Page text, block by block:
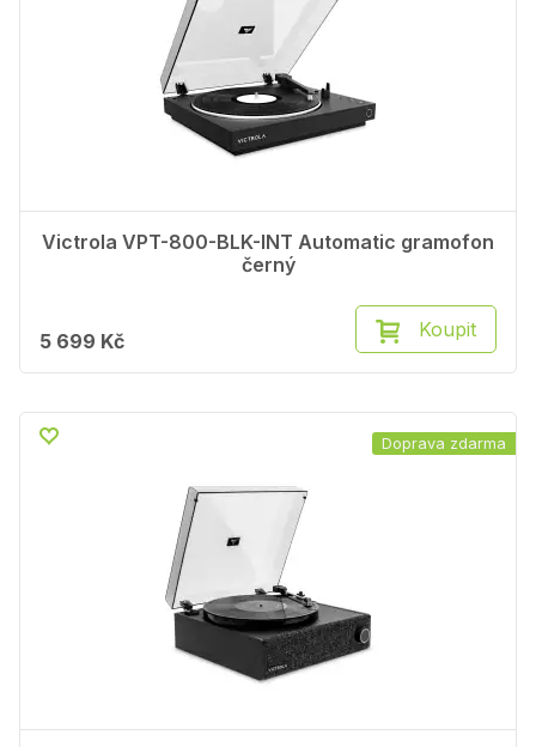
Victrola VPT-800-BLK-INT Automatic gramofon
černý
5 699 Kč Koupit
Doprava zdarma